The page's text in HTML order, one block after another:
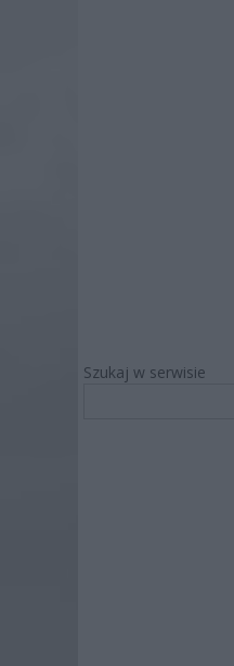
Szukaj w serwisie